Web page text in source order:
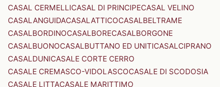
CASAL CERMELLICASAL DI PRINCIPECASAL VELINO
CASALANGUIDACASALATTICOCASALBELTRAME
CASALBORDINOCASALBORECASALBORGONE
CASALBUONOCASALBUTTANO ED UNITICASALCIPRANO
CASALDUNICASALE CORTE CERRO
CASALE CREMASCO-VIDOLASCOCASALE DI SCODOSIA
CASALE LITTACASALE MARITTIMO